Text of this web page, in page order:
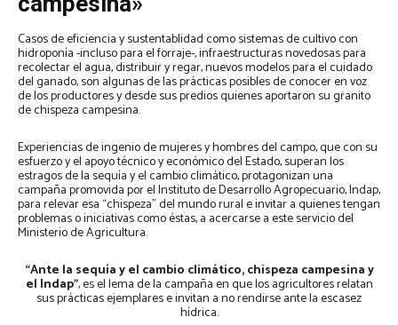
Casos de eficiencia y sustentablidad como sistemas de cultivo con
hidroponía -incluso para el forraje-, infraestructuras novedosas para
recolectar el agua, distribuir y regar, nuevos modelos para el cuidado
del ganado, son algunas de las prácticas posibles de conocer en voz
de los productores y desde sus predios quienes aportaron su granito
de chispeza campesina.
Experiencias de ingenio de mujeres y hombres del campo, que con su
esfuerzo y el apoyo técnico y económico del Estado, superan los
estragos de la sequía y el cambio climático, protagonizan una
campaña promovida por el Instituto de Desarrollo Agropecuario, Indap,
para relevar esa “chispeza” del mundo rural e invitar a quienes tengan
problemas o iniciativas como éstas, a acercarse a este servicio del
Ministerio de Agricultura.
“Ante la sequía y el cambio climático, chispeza campesina y
el Indap”, es el lema de la campaña en que los agricultores relatan
sus prácticas ejemplares e invitan a no rendirse ante la escasez
hídrica.